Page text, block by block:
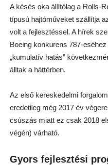
A késés oka állítólag a Rolls-
típusú hajtóműveket szállítja
volt a fejlesztéssel. A hírek
Boeing konkurens 787-
„kumulatív hatás”
álltak a háttérben.
Az első kereskedelmi
eredetileg még 2017 év
csúszás miatt ez csak 2018
végén) várható.
Gyors fejlesztési